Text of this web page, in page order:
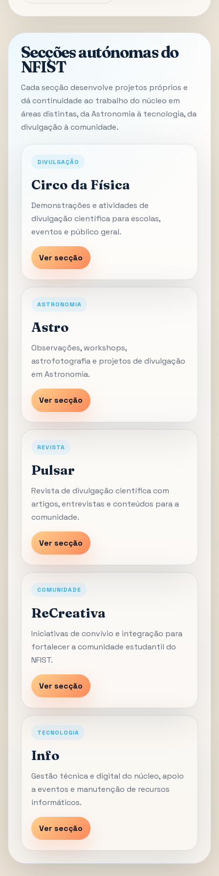
Secções autónomas do
NFIST
Cada secção desenvolve projetos próprios e
dá continuidade ao trabalho do núcleo em
áreas distintas, da Astronomia à tecnologia, da
divulgação à comunidade.
DIVULGAÇÃO
Circo da Física
Demonstrações e atividades de
divulgação científica para escolas,
eventos e público geral.
Ver secção
ASTRONOMIA
Astro
Observações, workshops,
astrofotografia e projetos de divulgação
em Astronomia.
Ver secção
REVISTA
Pulsar
Revista de divulgação científica com
artigos, entrevistas e conteúdos para a
comunidade.
Ver secção
COMUNIDADE
ReCreativa
Iniciativas de convívio e integração para
fortalecer a comunidade estudantil do
NFIST.
Ver secção
TECNOLOGIA
Info
Gestão técnica e digital do núcleo, apoio
a eventos e manutenção de recursos
informáticos.
Ver secção